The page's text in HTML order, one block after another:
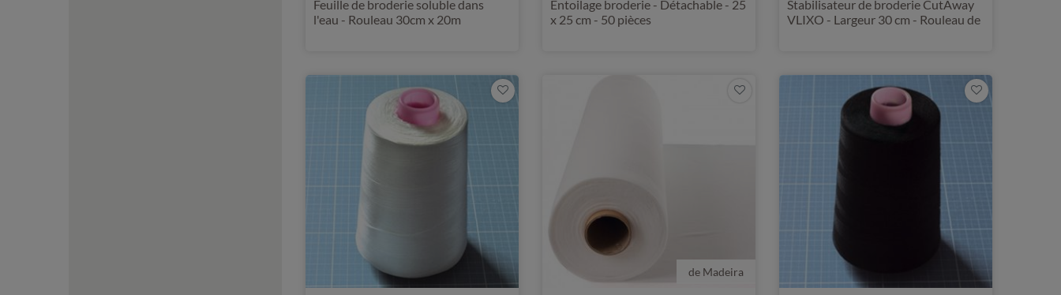
Feuille de broderie soluble dans
l'eau - Rouleau 30cm x 20m
Entoilage broderie - Détachable - 25
x 25 cm - 50 pièces
Stabilisateur de broderie CutAway
VLIXO - Largeur 30 cm - Rouleau de
de Madeira